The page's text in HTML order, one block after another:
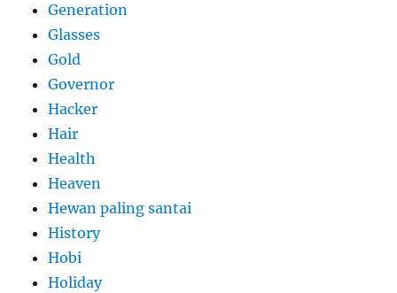
Generation
Glasses
Gold
Governor
Hacker
Hair
Health
Heaven
Hewan paling santai
History
Hobi
Holiday